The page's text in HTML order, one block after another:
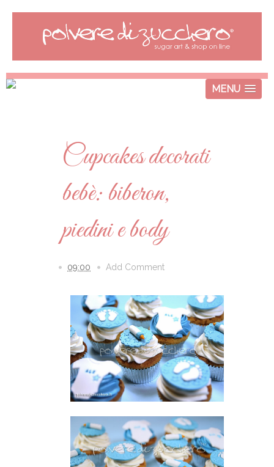
MENU
Cupcakes decorati
bebè: biberon,
piedini e body
09:00 Add Comment